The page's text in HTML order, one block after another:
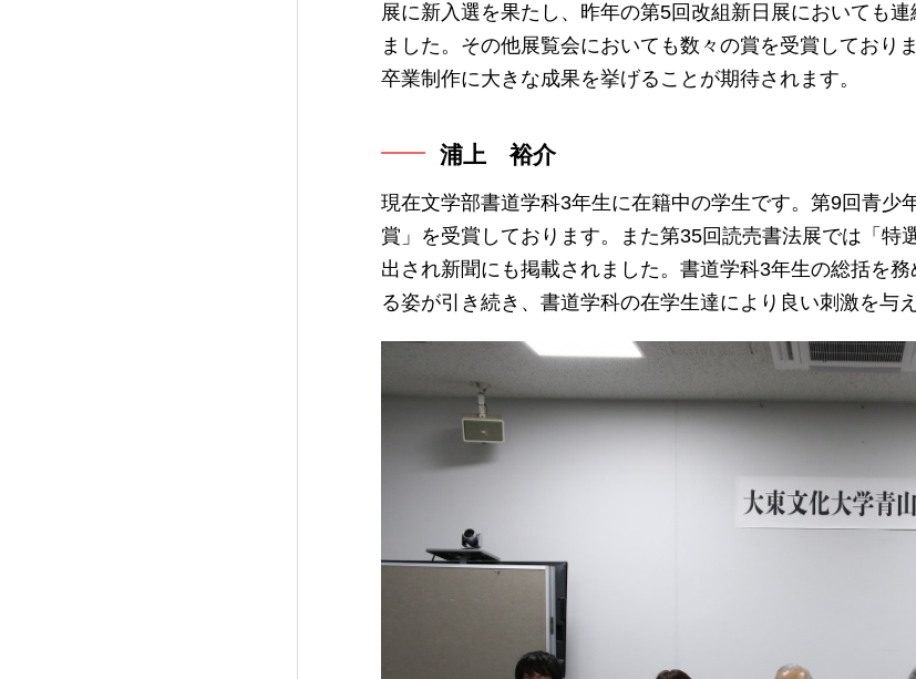
展に新入選を果たし、昨年の第5回改組新日展においても
ました。その他展覧会においても数々の賞を受賞してお
卒業制作に大きな成果を挙げることが期待されます。
浦上 裕介
現在文学部書道学科3年生に在籍中の学生です。第9回青少
賞」を受賞しております。また第35回読売書法展では「
出され新聞にも掲載されました。書道学科3年生の総括を
る姿が引き続き、書道学科の在学生達により良い刺激を与